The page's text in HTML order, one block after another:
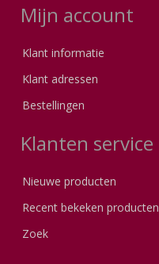
Mijn account
Klant informatie
Klant adressen
Bestellingen
Klanten service
Nieuwe producten
Recent bekeken producten
Zoek